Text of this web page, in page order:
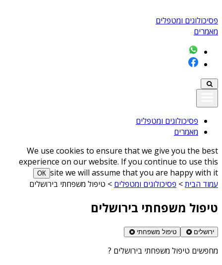
פסיכולוגים ומטפלים
מאמרים
פסיכולוגים ומטפלים
מאמרים
We use cookies to ensure that we give you the best
experience on our website. If you continue to use this
site we will assume that you are happy with it
ОК
עמוד הבית> פסיכולוגים ומטפלים > טיפול משפחתי בירושלים
טיפול משפחתי בירושלים
ירושלים טיפול משפחתי
מחפשים טיפול משפחתי בירושלים ?